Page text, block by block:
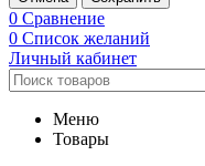
0 Сравнение
0 Список желаний
Личный кабинет
Меню
Товары